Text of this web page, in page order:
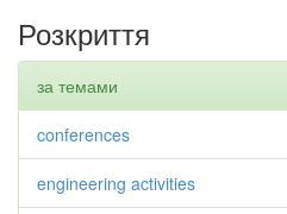
Розкриття
за темами
conferences
engineering activities